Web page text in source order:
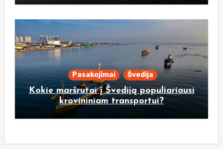
Pasakojimai Švedija
Kokie maršrutai į Švediją populiariausi
krovininiam transportui?